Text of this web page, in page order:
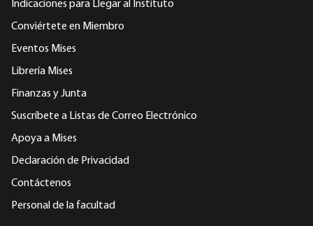
Indicaciones para Llegar al Instituto
Conviértete en Miembro
Eventos Mises
Librería Mises
Finanzas y Junta
Suscríbete a Listas de Correo Electrónico
Apoya a Mises
Declaración de Privacidad
Contáctenos
Personal de la facultad